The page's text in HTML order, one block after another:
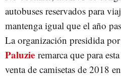
autobuses reservados para
mantenga igual que el año
La organización presidida por
Paluzie remarca que para
venta de camisetas de 2018